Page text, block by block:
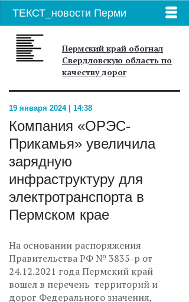
ТЕКСТ_новости Перми
Пермский край обогнал
Свердловскую область по
качеству дорог
19 января 2024 | 14:38
Компания «ОРЭС-
Прикамья» увеличила
зарядную
инфраструктуру для
электротранспорта в
Пермском крае
На основании распоряжения
Правительства РФ № 3835-р от
24.12.2021 года Пермский край
вошел в перечень территорий и
дорог Федерального значения,